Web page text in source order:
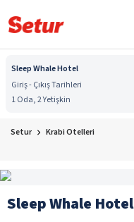
Sleep Whale Hotel
Giriş - Çıkış Tarihleri
1 Oda, 2 Yetişkin
Setur Krabi Otelleri
Sleep Whale Hotel